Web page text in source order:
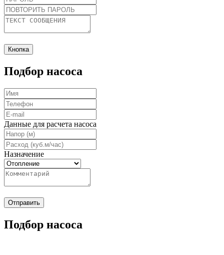
Кнопка
Подбор насоса
Данные для расчета насоса
Назначение
Отправить
Подбор насоса